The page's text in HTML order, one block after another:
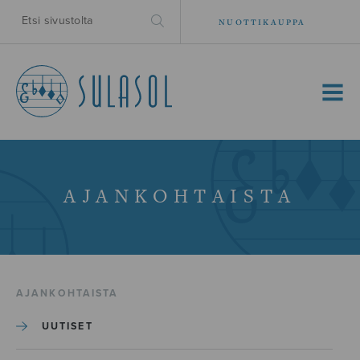
NUOTTIKAUPPA
MENU
AJANKOHTAISTA
AJANKOHTAISTA
UUTISET